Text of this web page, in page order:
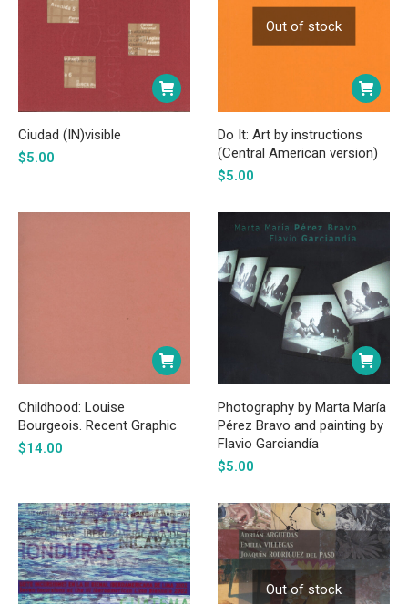
Ciudad (IN)visible
$5.00
Out of stock
Do It: Art by instructions
(Central American version)
$5.00
Childhood: Louise
Bourgeois. Recent Graphic
$14.00
Photography by Marta María
Pérez Bravo and painting by
Flavio Garciandía
$5.00
Out of stock